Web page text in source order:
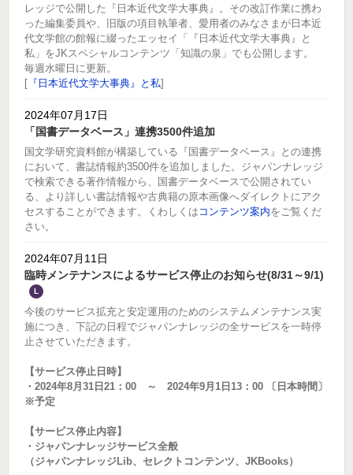
レッジで公開した『日本近代文学大事典』。その改訂作業に携わ
った編集委員や、旧版の項目執筆者、愛用者のみなさまが日本近
代文学館の館報に綴ったエッセイ「『日本近代文学大事典』と
私」をJKスペシャルコンテンツ「知識の泉」でも公開します。
毎週水曜日に更新。
[ 『日本近代文学大事典』と私]
2024年07月17日
「国書データベース」連携3500件追加
国文学研究資料館が構築している『国書データベース』との連携
において、書誌情報約3500件を追加しました。ジャパンナレッジ
で検索できる著作情報から、国書データベースで公開されてい
る、より詳しい書誌情報や古典籍の原本画像へダイレクトにアク
セスすることができます。くわしくは コンテンツ案内をご覧くだ
さい。
2024年07月11日
臨時メンテナンスによるサービス停止のお知らせ(8/31～9/1)
L
今後のサービス拡充と安定運用のためのシステムメンテナンス実
施につき、下記の日程でジャパンナレッジの全サービスを一時停
止させていただきます。
【サービス停止日時】
・2024年8月31日21：00 ～ 2024年9月1日13：00 〔日本時間〕
※予定
【サービス停止内容】
・ジャパンナレッジサービス全般
（ジャパンナレッジLib、セレクトコンテンツ、JKBooks）